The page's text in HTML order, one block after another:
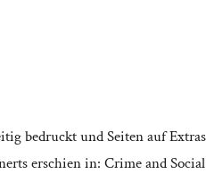
bedruckt und Seiten auf
erschien in: Crime and